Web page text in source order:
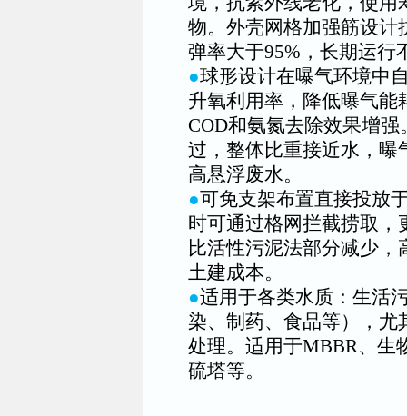
物。外壳网格加强筋设计
弹率大于95%，长期运行
●球形设计在曝气环境中
升氧利用率，降低曝气
COD和氨氮去除效果增
过，整体比重接近水，曝
高悬浮废水。
●可免支架布置直接投放
时可通过格网拦截捞取
比活性污泥法部分减少
土建成本。
●适用于各类水质：生活
染、制药、食品等），
处理。适用于MBBR、生
硫塔等。